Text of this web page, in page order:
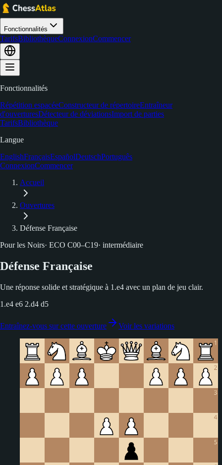
Fonctionnalités
TarifsBibliothèqueConnexionCommencer
Fonctionnalités
Répétition espacéeConstructeur de répertoireEntraîneur
d'ouverturesDétecteur de déviationsImport de parties
TarifsBibliothèque
Langue
EnglishFrançaisEspañolDeutschPortuguês
ConnexionCommencer
Accueil
Ouvertures
Défense Française
Pour les Noirs· ECO C00–C19· intermédiaire
Défense Française
Une réponse solide et stratégique à 1.e4 avec un plan de jeu clair.
1.e4 e6 2.d4 d5
Entraînez-vous sur cette ouverture Voir les variations